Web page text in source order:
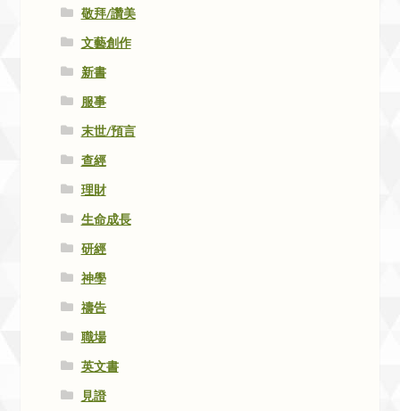
敬拜/讚美
文藝創作
新書
服事
末世/預言
查經
理財
生命成長
研經
神學
禱告
職場
英文書
見證